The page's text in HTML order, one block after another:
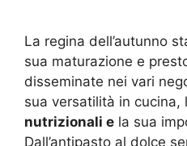
La regina dell’autunno
sua maturazione e
disseminate nei vari
sua versatilità in cucina,
nutrizionali e la sua
Dall’antipasto al dolce